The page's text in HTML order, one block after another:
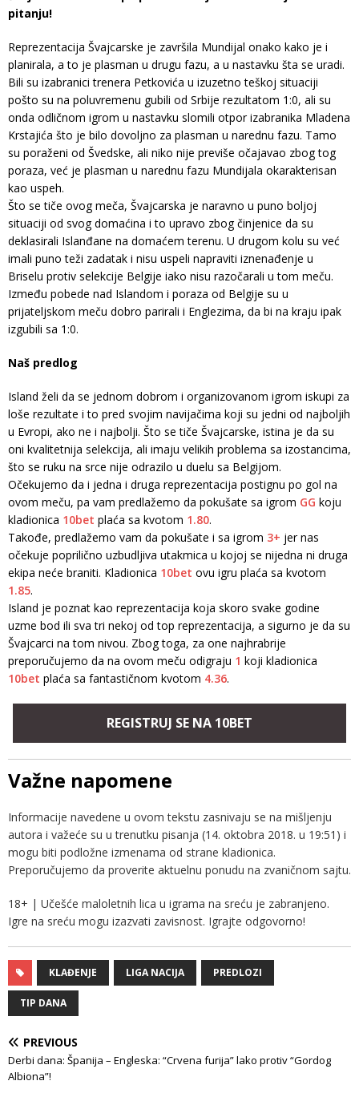
pitanju!
Reprezentacija Švajcarske je završila Mundijal onako kako je i
planirala, a to je plasman u drugu fazu, a u nastavku šta se uradi.
Bili su izabranici trenera Petkovića u izuzetno teškoj situaciji
pošto su na poluvremenu gubili od Srbije rezultatom 1:0, ali su
onda odličnom igrom u nastavku slomili otpor izabranika Mladena
Krstajića što je bilo dovoljno za plasman u narednu fazu. Tamo
su poraženi od Švedske, ali niko nije previše očajavao zbog tog
poraza, već je plasman u narednu fazu Mundijala okarakterisan
kao uspeh.
Što se tiče ovog meča, Švajcarska je naravno u puno boljoj
situaciji od svog domaćina i to upravo zbog činjenice da su
deklasirali Islanđane na domaćem terenu. U drugom kolu su već
imali puno teži zadatak i nisu uspeli napraviti iznenađenje u
Briselu protiv selekcije Belgije iako nisu razočarali u tom meču.
Između pobede nad Islandom i poraza od Belgije su u
prijateljskom meču dobro parirali i Englezima, da bi na kraju ipak
izgubili sa 1:0.
Naš predlog
Island želi da se jednom dobrom i organizovanom igrom iskupi za
loše rezultate i to pred svojim navijačima koji su jedni od najboljih
u Evropi, ako ne i najbolji. Što se tiče Švajcarske, istina je da su
oni kvalitetnija selekcija, ali imaju velikih problema sa izostancima,
što se ruku na srce nije odrazilo u duelu sa Belgijom.
Očekujemo da i jedna i druga reprezentacija postignu po gol na
ovom meču, pa vam predlažemo da pokušate sa igrom GG koju
kladionica 10bet plaća sa kvotom 1.80.
Takođe, predlažemo vam da pokušate i sa igrom 3+ jer nas
očekuje poprilično uzbudljiva utakmica u kojoj se nijedna ni druga
ekipa neće braniti. Kladionica 10bet ovu igru plaća sa kvotom
1.85.
Island je poznat kao reprezentacija koja skoro svake godine
uzme bod ili sva tri nekoj od top reprezentacija, a sigurno je da su
Švajcarci na tom nivou. Zbog toga, za one najhrabrije
preporučujemo da na ovom meču odigraju 1 koji kladionica
10bet plaća sa fantastičnom kvotom 4.36.
REGISTRUJ SE NA 10BET
Važne napomene
Informacije navedene u ovom tekstu zasnivaju se na mišljenju
autora i važeće su u trenutku pisanja (14. oktobra 2018. u 19:51) i
mogu biti podložne izmenama od strane kladionica.
Preporučujemo da proverite aktuelnu ponudu na zvaničnom sajtu.
18+ | Učešće maloletnih lica u igrama na sreću je zabranjeno.
Igre na sreću mogu izazvati zavisnost. Igrajte odgovorno!
KLAĐENJE LIGA NACIJA PREDLOZI
TIP DANA
PREVIOUS
Derbi dana: Španija – Engleska: “Crvena furija” lako protiv “Gordog
Albiona”!